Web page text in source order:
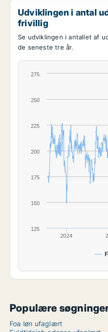
Udviklingen i antal
frivillig
Se udviklingen i antallet af
de seneste tre år.
2024
125
150
175
200
225
250
275
Populære
Foa løn ufaglært